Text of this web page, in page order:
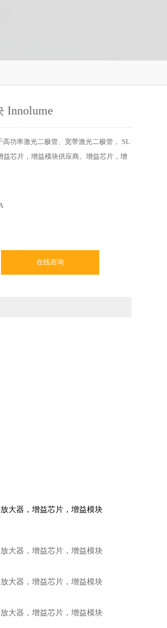
Innolume
高功率激光二极管、宽带激光二极管， SL
芯片，增益模块供应商。增益芯片，增
在线咨询
大器，增益芯片，增益模块
大器，增益芯片，增益模块
大器，增益芯片，增益模块
大器，增益芯片，增益模块